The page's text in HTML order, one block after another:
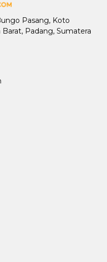
Pasang, Koto
Padang, Sumatera